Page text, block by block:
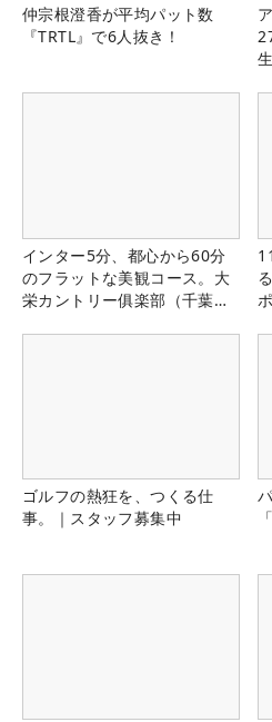
仲宗根澄香が平均パット数
『TRTL』で6人抜き！
インター5分、都心から60分
のフラットな美観コース。大
栄カントリー俱楽部（千葉
ゴルフの熱狂を、つくる仕
事。｜スタッフ募集中